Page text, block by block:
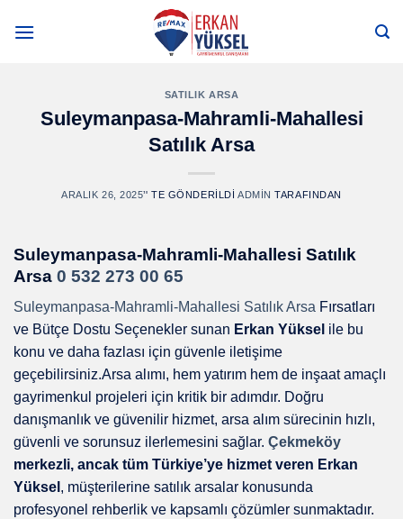
SATILIK ARSA
Suleymanpasa-Mahramli-Mahallesi
Satılık Arsa
ARALIK 26, 2025’' TE GÖNDERILDI ADMIN TARAFINDAN
Suleymanpasa-Mahramli-Mahallesi Satılık
Arsa 0 532 273 00 65
Suleymanpasa-Mahramli-Mahallesi Satılık Arsa Fırsatları
ve Bütçe Dostu Seçenekler sunan Erkan Yüksel ile bu
konu ve daha fazlası için güvenle iletişime
geçebilirsiniz.Arsa alımı, hem yatırım hem de inşaat amaçlı
gayrimenkul projeleri için kritik bir adımdır. Doğru
danışmanlık ve güvenilir hizmet, arsa alım sürecinin hızlı,
güvenli ve sorunsuz ilerlemesini sağlar. Çekmeköy
merkezli, ancak tüm Türkiye’ye hizmet veren Erkan
Yüksel , müşterilerine satılık arsalar konusunda
profesyonel rehberlik ve kapsamlı çözümler sunmaktadır.